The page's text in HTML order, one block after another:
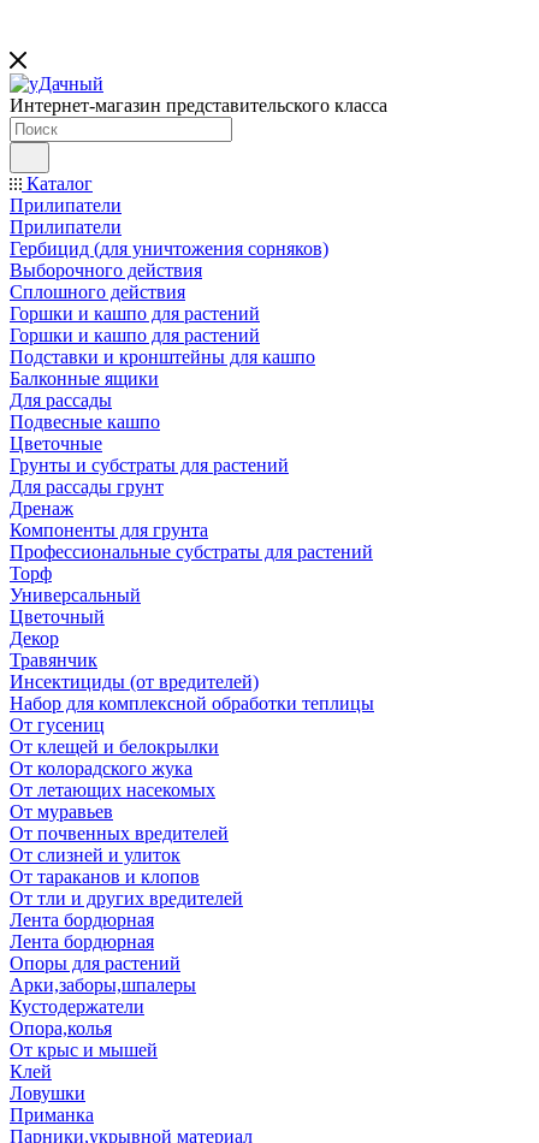
Интернет-магазин представительского класса
Каталог
Прилипатели
Прилипатели
Гербицид (для уничтожения сорняков)
Выборочного действия
Сплошного действия
Горшки и кашпо для растений
Горшки и кашпо для растений
Подставки и кронштейны для кашпо
Балконные ящики
Для рассады
Подвесные кашпо
Цветочные
Грунты и субстраты для растений
Для рассады грунт
Дренаж
Компоненты для грунта
Профессиональные субстраты для растений
Торф
Универсальный
Цветочный
Декор
Травянчик
Инсектициды (от вредителей)
Набор для комплексной обработки теплицы
От гусениц
От клещей и белокрылки
От колорадского жука
От летающих насекомых
От муравьев
От почвенных вредителей
От слизней и улиток
От тараканов и клопов
От тли и других вредителей
Лента бордюрная
Лента бордюрная
Опоры для растений
Арки,заборы,шпалеры
Кустодержатели
Опора,колья
От крыс и мышей
Клей
Ловушки
Приманка
Парники,укрывной материал